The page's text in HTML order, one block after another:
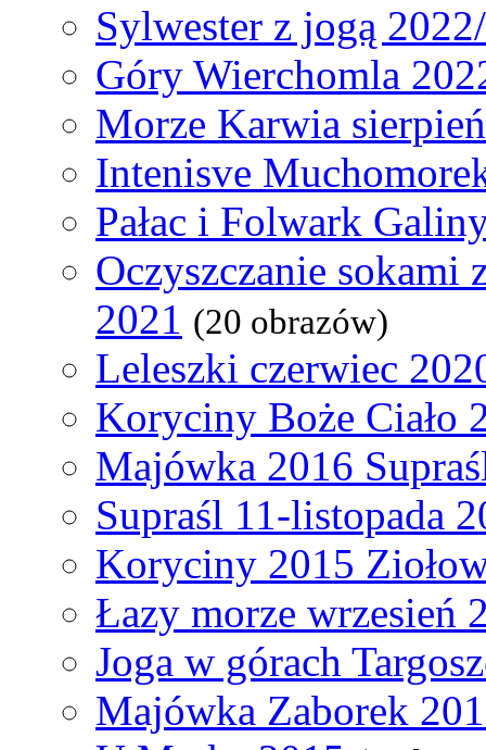
Sylwester z jogą
Góry Wierchomla
Morze Karwia
Intenisve
Pałac i Folwark
Oczyszczanie sokami
2021 (20 obrazów)
Leleszki czerwiec
Koryciny Boże Ciało
Majówka 2016
Supraśl 11-listopada
Koryciny 2015
Łazy morze wrzesień
Joga w górach
Majówka Zaborek